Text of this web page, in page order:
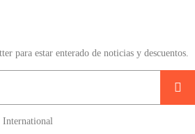
para estar enterado de noticias y descuentos.